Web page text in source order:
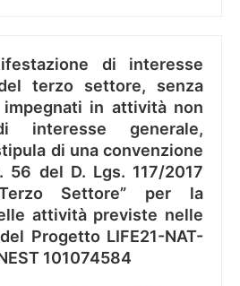
di interesse
terzo settore, senza
in attività non
interesse generale,
di una convenzione
56 del D. Lgs. 117/2017
Settore” per la
attività previste nelle
Progetto LIFE21-NAT-
101074584